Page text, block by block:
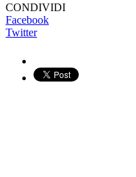
CONDIVIDI
Facebook
Twitter